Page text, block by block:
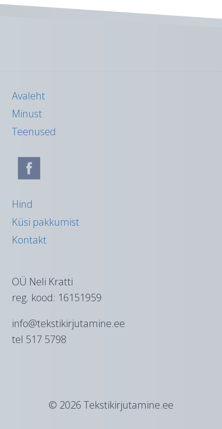
Avaleht
Minust
Teenused
Hind
Küsi pakkumist
Kontakt
OÜ Neli Kratti
reg. kood: 16151959
info@tekstikirjutamine.ee
tel 517 5798
© 2026 Tekstikirjutamine.ee